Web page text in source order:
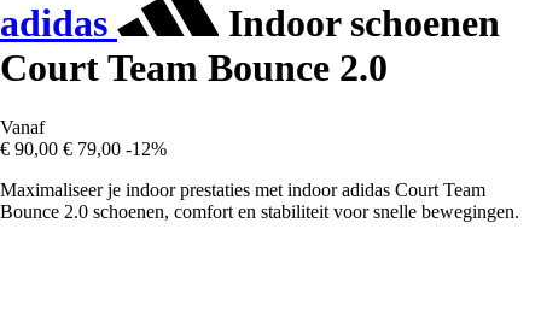
adidas
Indoor schoenen
Court Team Bounce 2.0
Vanaf
€ 90,00 € 79,00 -12%
Maximaliseer je indoor prestaties met indoor adidas Court Team
Bounce 2.0 schoenen, comfort en stabiliteit voor snelle bewegingen.